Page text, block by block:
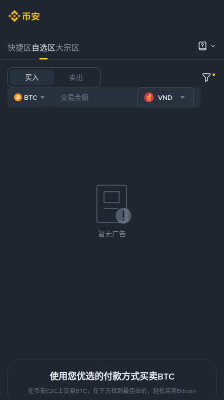
快捷区自选区大宗区
买入 卖出
BTC VND
暂无广告
使用您优选的付款方式买卖BTC
在币安C2C上交易BTC，在下方找到最佳出价，轻松买卖Bitcoin